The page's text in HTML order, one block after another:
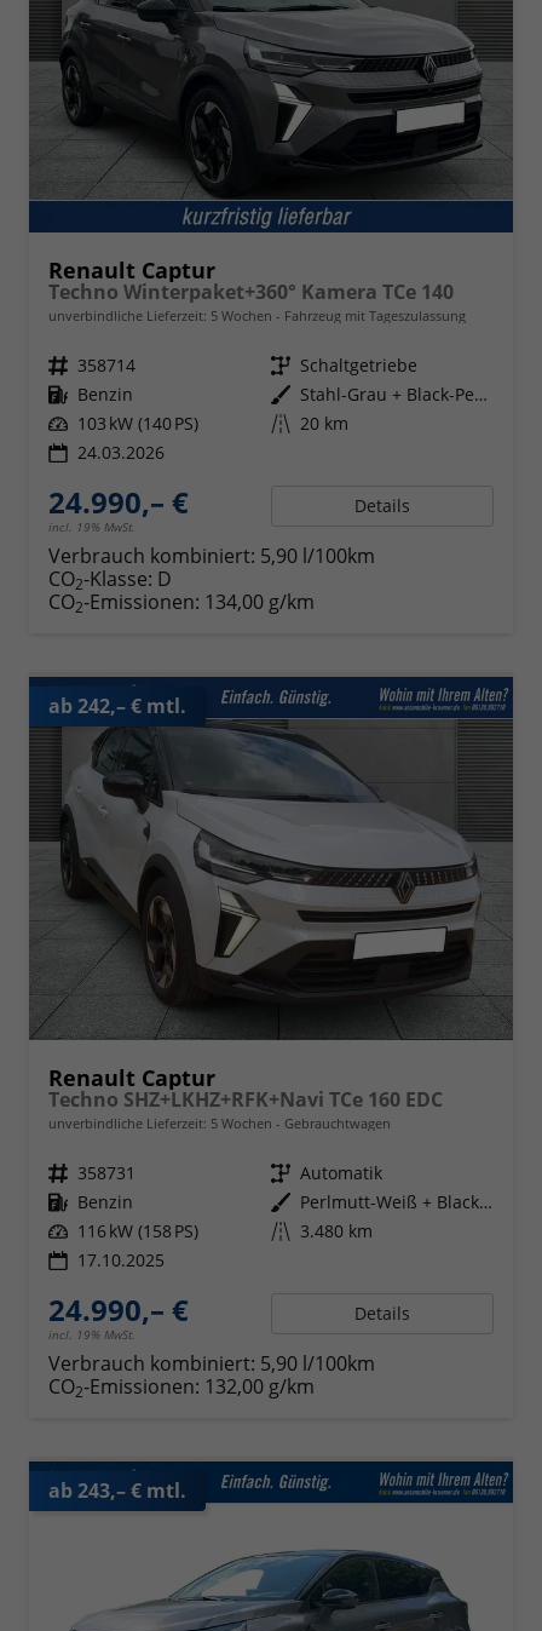
Renault Captur
Techno Winterpaket+360° Kamera TCe 140
unverbindliche Lieferzeit: 5 Wochen Fahrzeug mit Tageszulassung
Fahrzeugnr. 358714 Getriebe Schaltgetriebe
Kraftstoff Benzin Außenfarbe
Stahl-Grau + Black-Pearl-Schwarz
Leistung 103 kW (140 PS) Kilometerstand 20 km
24.03.2026
24.990,– €
incl. 19% MwSt.
Details
Verbrauch kombiniert: 5,90 l/100km
CO2-Klasse: D
CO2-Emissionen: 134,00 g/km
ab 242,– € mtl.
Renault Captur
Techno SHZ+LKHZ+RFK+Navi TCe 160 EDC
unverbindliche Lieferzeit: 5 Wochen Gebrauchtwagen
Fahrzeugnr. 358731 Getriebe Automatik
Kraftstoff Benzin Außenfarbe
Perlmutt-Weiß + Black-Pearl-Sch
Leistung 116 kW (158 PS) Kilometerstand 3.480 km
17.10.2025
24.990,– €
incl. 19% MwSt.
Details
Verbrauch kombiniert: 5,90 l/100km
CO2-Emissionen: 132,00 g/km
ab 243,– € mtl.